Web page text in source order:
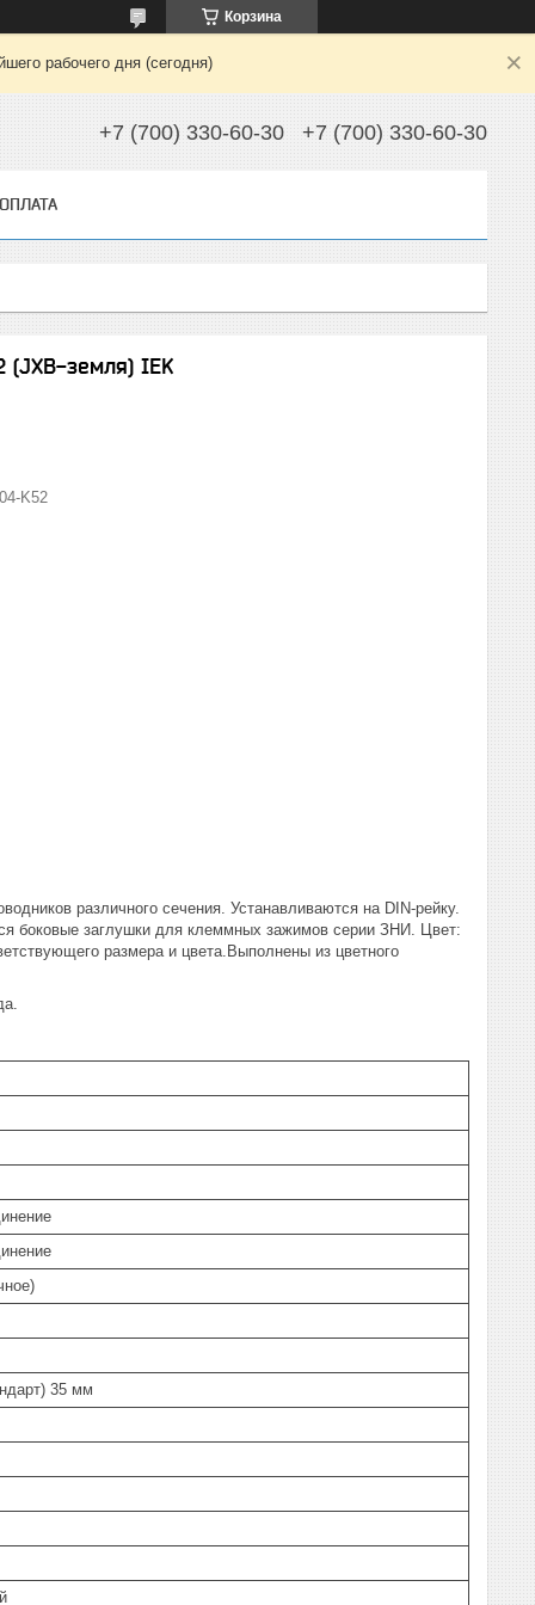
Корзина
рабочего дня (сегодня)
+7 (700) 330-60-30 +7 (700) 330-60-30
земля) IEK
K52
различного сечения. Устанавливаются на DIN-рейку.
боковые заглушки для клеммных зажимов серии ЗНИ. Цвет:
размера и цвета.Выполнены из цветного
35 мм